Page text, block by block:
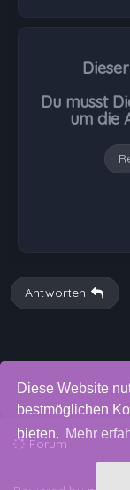
Diese Website
bestmöglichen
bieten. Mehr
Du musst
um die
Antworten
Forum